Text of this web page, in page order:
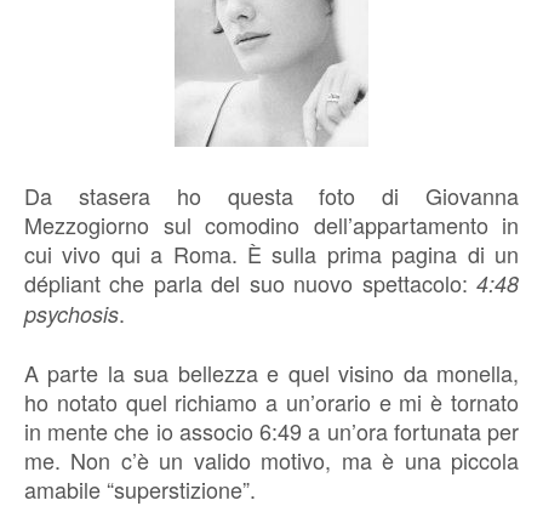
Da stasera ho questa foto di Giovanna
Mezzogiorno sul comodino dell’appartamento in
cui vivo qui a Roma. È sulla prima pagina di un
dépliant che parla del suo nuovo spettacolo: 4:48
psychosis.
A parte la sua bellezza e quel visino da monella,
ho notato quel richiamo a un’orario e mi è tornato
in mente che io associo 6:49 a un’ora fortunata per
me. Non c’è un valido motivo, ma è una piccola
amabile “superstizione”.